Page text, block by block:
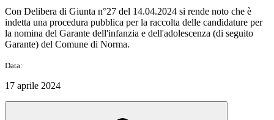
Con Delibera di Giunta n°27 del 14.04.2024 si rende noto che è
indetta una procedura pubblica per la raccolta delle candidature per
la nomina del Garante dell'infanzia e dell'adolescenza (di seguito
Garante) del Comune di Norma.
Data:
17 aprile 2024